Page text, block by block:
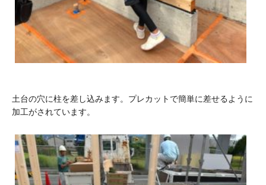
土台の穴に柱を差し込みます。プレカットで簡単に差せるように
加工がされています。